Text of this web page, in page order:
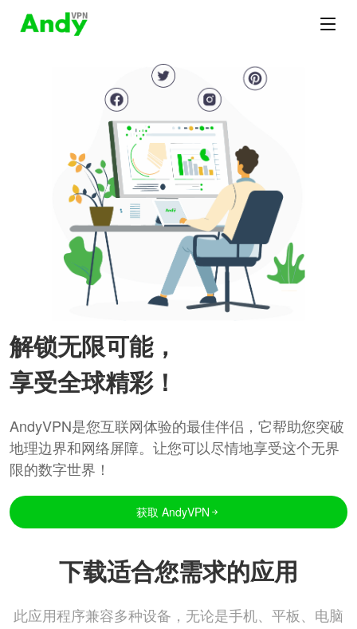
解锁无限可能，
享受全球精彩！
AndyVPN是您互联网体验的最佳伴侣，它帮助您突破
地理边界和网络屏障。让您可以尽情地享受这个无界
限的数字世界！
获取 AndyVPN
下载适合您需求的应用
此应用程序兼容多种设备，无论是手机、平板、电脑